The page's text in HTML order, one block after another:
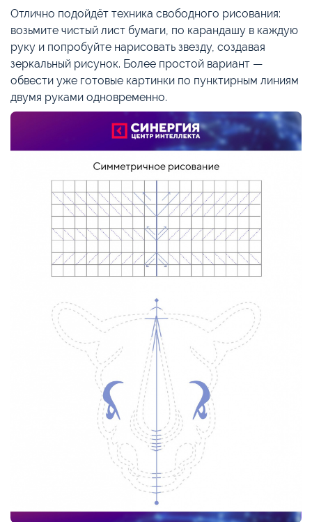
Отлично подойдёт техника свободного рисования:
возьмите чистый лист бумаги, по карандашу в каждую
руку и попробуйте нарисовать звезду, создавая
зеркальный рисунок. Более простой вариант —
обвести уже готовые картинки по пунктирным линиям
двумя руками одновременно.